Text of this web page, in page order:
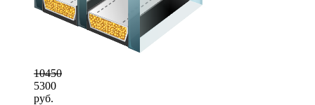
10450
5300
руб.